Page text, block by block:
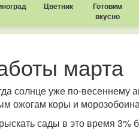
Цветник
Готовим
вкусно
марта
солнце уже по-весеннему
ожогам коры и
сады в это время 3%